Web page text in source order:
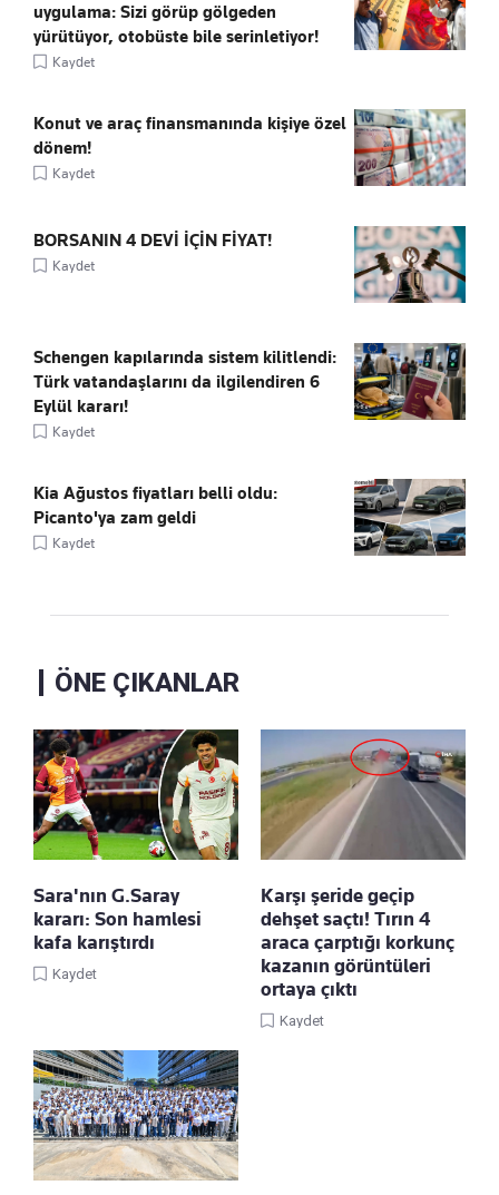
uygulama: Sizi görüp gölgeden
yürütüyor, otobüste bile serinletiyor!
Kaydet
Konut ve araç finansmanında kişiye özel
dönem!
Kaydet
BORSANIN 4 DEVİ İÇİN FİYAT!
Kaydet
Schengen kapılarında sistem kilitlendi:
Türk vatandaşlarını da ilgilendiren 6
Eylül kararı!
Kaydet
Kia Ağustos fiyatları belli oldu:
Picanto'ya zam geldi
Kaydet
ÖNE ÇIKANLAR
Sara'nın G.Saray
kararı: Son hamlesi
kafa karıştırdı
Kaydet
Karşı şeride geçip
dehşet saçtı! Tırın 4
araca çarptığı korkunç
kazanın görüntüleri
ortaya çıktı
Kaydet